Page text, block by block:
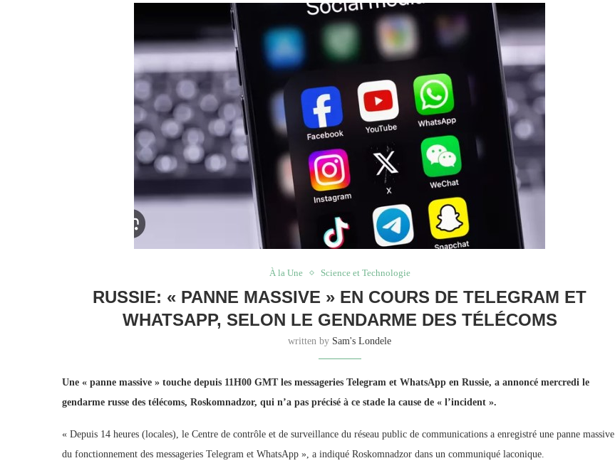
À la Une Science et Technologie
RUSSIE: « PANNE MASSIVE » EN COURS DE TELEGRAM ET
WHATSAPP, SELON LE GENDARME DES TÉLÉCOMS
written by Sam's Londele
Une « panne massive » touche depuis 11H00 GMT les messageries Telegram et WhatsApp en Russie, a annoncé mercredi le
gendarme russe des télécoms, Roskomnadzor, qui n’a pas précisé à ce stade la cause de « l’incident ».
« Depuis 14 heures (locales), le Centre de contrôle et de surveillance du réseau public de communications a enregistré une panne massive
du fonctionnement des messageries Telegram et WhatsApp », a indiqué Roskomnadzor dans un communiqué laconique.